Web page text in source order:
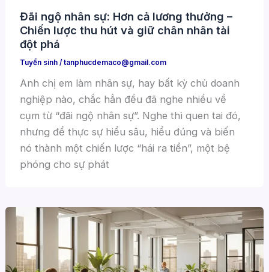
Đãi ngộ nhân sự: Hơn cả lương thưởng –
Chiến lược thu hút và giữ chân nhân tài
đột phá
Tuyển sinh /tanphucdemaco@gmail.com
Anh chị em làm nhân sự, hay bất kỳ chủ doanh
nghiệp nào, chắc hẳn đều đã nghe nhiều về
cụm từ “đãi ngộ nhân sự”. Nghe thì quen tai đó,
nhưng để thực sự hiểu sâu, hiểu đúng và biến
nó thành một chiến lược “hái ra tiền”, một bệ
phóng cho sự phát